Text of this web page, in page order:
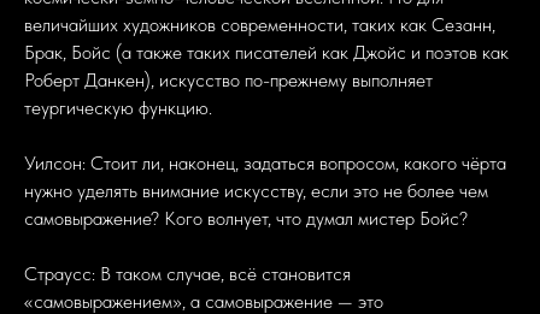
величайших художников современности, таких как Сезанн,
Брак, Бойс (а также таких писателей как Джойс и поэтов как
Роберт Данкен), искусство по-прежнему выполняет
теургическую функцию.
Уилсон: Стоит ли, наконец, задаться вопросом, какого чёрта
нужно уделять внимание искусству, если это не более чем
самовыражение? Кого волнует, что думал мистер Бойс?
Страусс: В таком случае, всё становится
«самовыражением», а самовыражение — это